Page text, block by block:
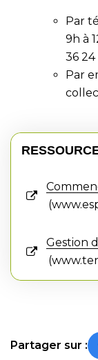
Par
9h à
36 24
Par
Gestion
Partager sur :